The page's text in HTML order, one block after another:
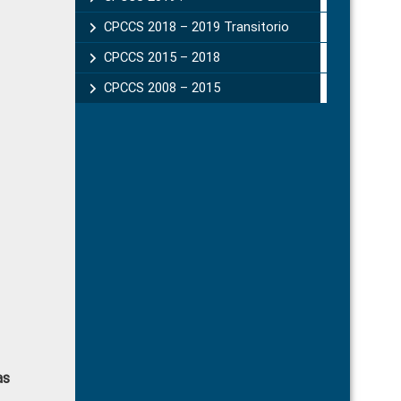
CPCCS 2018 – 2019 Transitorio
CPCCS 2015 – 2018
CPCCS 2008 – 2015